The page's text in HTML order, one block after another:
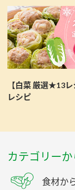
【白菜 厳選★13
レシピ
カテゴリー
食材か